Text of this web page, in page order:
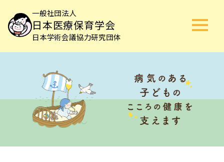
一般社団法人
日本医療保育学会
日本学術会議協力研究団体